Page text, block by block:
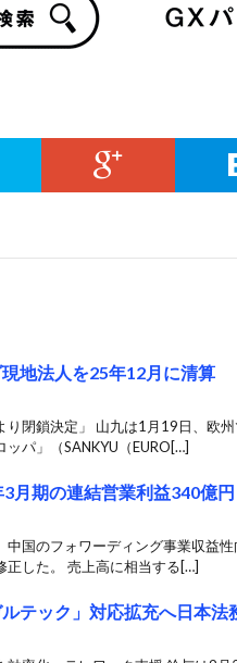
地法人を25年12月に清算
り閉鎖決定」 山九は1月19日、欧
パ」（SANKYU（EURO[…]
月期の連結営業利益340億
中国のフォワーディング事業収益
正した。 売上高に相当する[…]
テック」対応拡充へ日本法